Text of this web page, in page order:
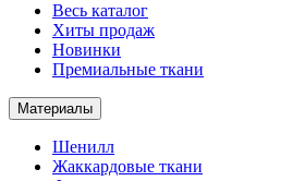
Весь каталог
Хиты продаж
Новинки
Премиальные ткани
Материалы
Шенилл
Жаккардовые ткани